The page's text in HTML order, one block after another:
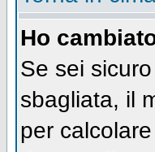
Ho
Se sei
sbagliata, il
per